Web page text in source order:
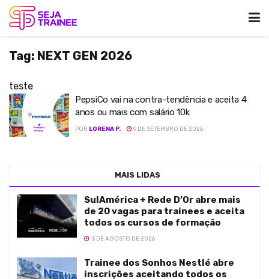
Tag: NEXT GEN 2026
teste
PepsiCo vai na contra-tendência e aceita 4
anos ou mais com salário 10k
POR LORENA P. 9 DE SETEMBRO DE 2025
MAIS LIDAS
SulAmérica + Rede D’Or abre mais
de 20 vagas para trainees e aceita
todos os cursos de formação
3 DE AGOSTO DE 2026
Trainee dos Sonhos Nestlé abre
inscrições aceitando todos os